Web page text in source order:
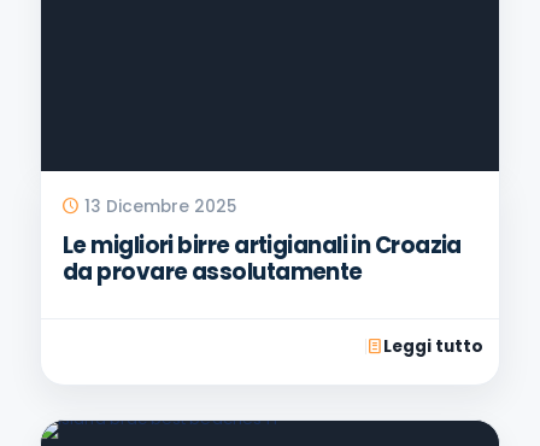
13 Dicembre 2025
Le migliori birre artigianali in Croazia
da provare assolutamente
Leggi tutto